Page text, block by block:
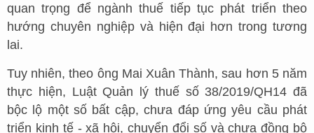
quan trọng để ngành thuế tiếp tục phát triển theo
hướng chuyên nghiệp và hiện đại hơn trong tương
lai.
Tuy nhiên, theo ông Mai Xuân Thành, sau hơn 5 năm
thực hiện, Luật Quản lý thuế số 38/2019/QH14 đã
bộc lộ một số bất cập, chưa đáp ứng yêu cầu phát
triển kinh tế - xã hội, chuyển đổi số và chưa đồng bộ